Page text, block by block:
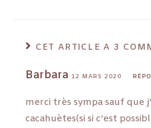
CET ARTICLE A 3
Barbara 12 MARS 2020
merci très sympa sauf que
cacahuètes(si si c’est